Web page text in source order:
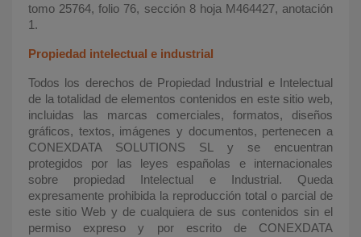
tomo 25764, folio 76, sección 8 hoja M464427, anotación
1.
Propiedad intelectual e industrial
Todos los derechos de Propiedad Industrial e Intelectual
de la totalidad de elementos contenidos en este sitio web,
incluidas las marcas comerciales, formatos, diseños
gráficos, textos, imágenes y documentos, pertenecen a
CONEXDATA SOLUTIONS SL y se encuentran
protegidos por las leyes españolas e internacionales
sobre propiedad Intelectual e Industrial. Queda
expresamente prohibida la reproducción total o parcial de
este sitio Web y de cualquiera de sus contenidos sin el
permiso expreso y por escrito de CONEXDATA